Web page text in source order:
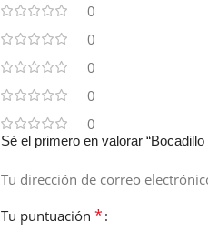
0
0
0
0
0
Sé el primero en valorar “Bocadillo
Tu dirección de correo
Tu puntuación *